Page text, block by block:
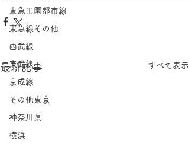
東急田園都市線
東急線その他
西武線
東武線
京成線
その他東京
神奈川県
横浜
最新記事 すべて表示